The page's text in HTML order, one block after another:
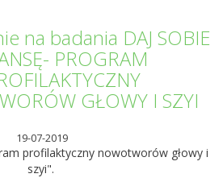
na badania DAJ SOBIE
PROGRAM
GŁOWY I SZYI
19-07-2019
profilaktyczny nowotworów głowy i
szyi".